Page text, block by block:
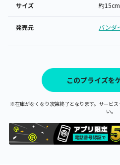
サイズ 約15cm
発売元 バンダ
このプライズを
※在庫がなくなり次第終了となります。サービ
い。